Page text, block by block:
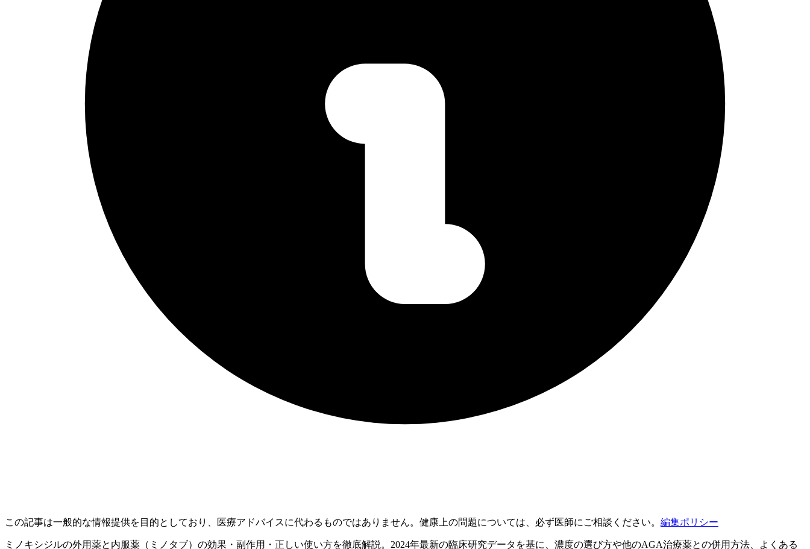
この記事は一般的な情報提供を目的としており、医療アドバイスに代わるものではありません。健康上の問題については、必ず医師にご相談ください。 編集ポリシー
ミノキシジルの外用薬と内服薬（ミノタブ）の効果・副作用・正しい使い方を徹底解説。2024年最新の臨床研究データを基に、濃度の選び方や他のAGA治療薬との併用方法、よくある